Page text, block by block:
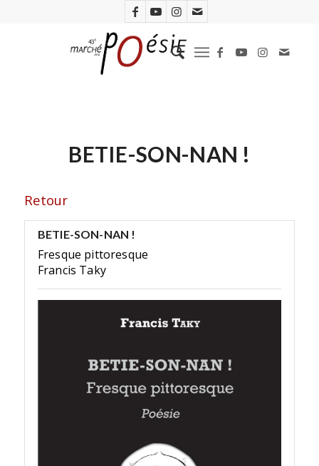
BETIE-SON-NAN !
Retour
BETIE-SON-NAN !
Fresque pittoresque
Francis Taky